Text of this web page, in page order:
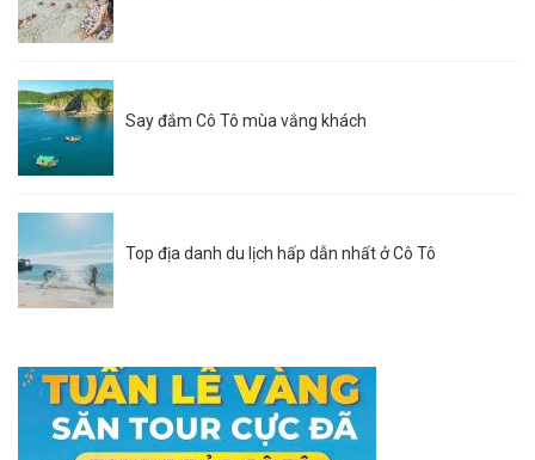
Say đắm Cô Tô mùa vắng khách
Top địa danh du lịch hấp dẫn nhất ở Cô Tô